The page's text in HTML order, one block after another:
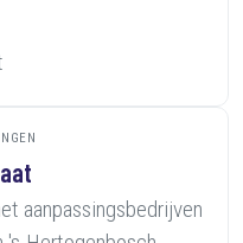
aanpassingsbedrijven